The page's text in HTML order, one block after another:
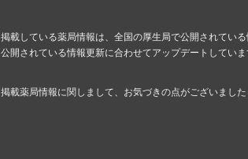
掲載している薬局情報は、全国の厚生局で公開されている
公開されている情報更新に合わせてアップデートしてい
掲載薬局情報に関しまして、お気づきの点がございまし